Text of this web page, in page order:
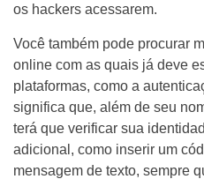
os hackers acessarem.
Você também pode procurar
online com as quais já deve
plataformas, como a
significa que, além de seu
terá que verificar sua
adicional, como inserir um
mensagem de texto, sempre